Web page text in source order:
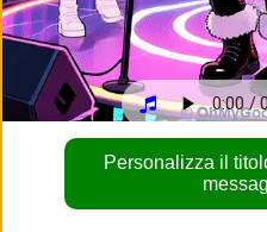
Personalizza il